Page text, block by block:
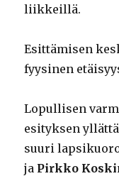
liikkeillä.
Esittämisen
fyysinen
Lopullisen
esityksen
suuri
ja Pirkko